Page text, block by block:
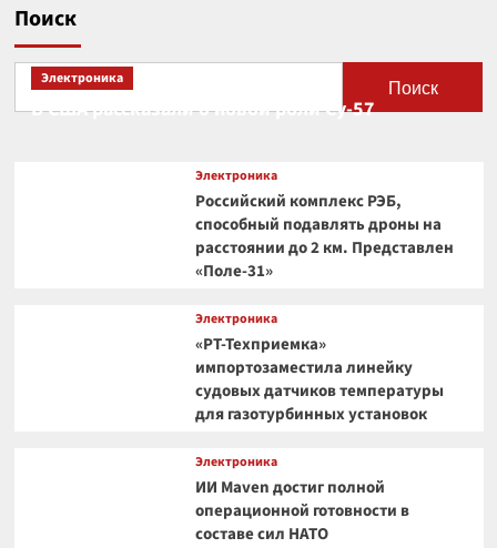
Поиск
Поиск
Электроника
В США рассказали о новой роли Су-57
Электроника
Российский комплекс РЭБ,
способный подавлять дроны на
расстоянии до 2 км. Представлен
«Поле-31»
Электроника
«РТ-Техприемка»
импортозаместила линейку
судовых датчиков температуры
для газотурбинных установок
Электроника
ИИ Maven достиг полной
операционной готовности в
составе сил НАТО